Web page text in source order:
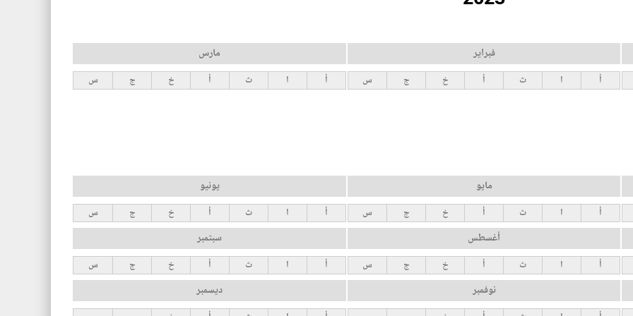
فبراير
أ ا ث أ خ ج س
مارس
أ ا ث أ خ ج س
مايو
أ ا ث أ خ ج س
يونيو
أ ا ث أ خ ج س
أغسطس
أ ا ث أ خ ج س
سبتمبر
أ ا ث أ خ ج س
نوفمبر ديسمبر